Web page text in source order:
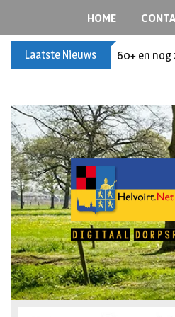
HOME
Laatste Nieuws 60+ en nog